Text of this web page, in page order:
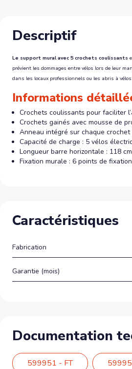
Descriptif
Le support mural avec 5 crochets coulissants
prévient les dommages entre vélos lors de leur
dans les locaux professionnels ou les abris à
Informations
Crochets coulissants pour faciliter
Crochets gainés avec mousse de
Anneau intégré sur chaque
Capacité de charge : 5 vélos
Longueur barre horizontale : 118 cm
Fixation murale : 6 points de
Caractéristiques
Fabrication
Garantie (mois)
Documentation
599951 - FT